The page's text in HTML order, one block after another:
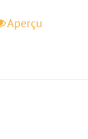
Aperçu